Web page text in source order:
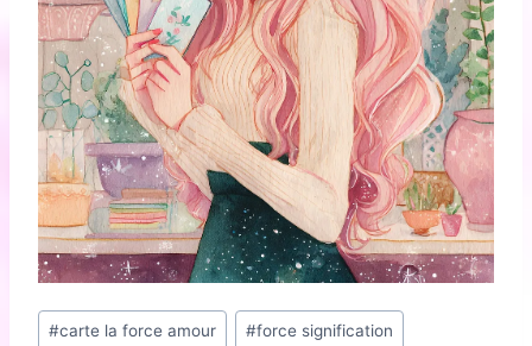
Étiquettes
#carte la force amour #force signification